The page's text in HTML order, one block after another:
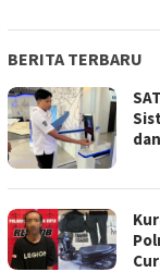
BERITA TERBARU